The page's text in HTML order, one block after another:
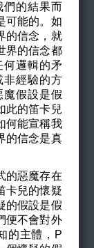
們的結果而
可能的。如
的信念，就
界的信念都
何邏輯的矛
非經驗的方
魔假設是假
此的笛卡兒
何能宣稱我
的信念是真
惡魔存在
卡兒的懷疑
的假設是假
便不會對外
的主體，P